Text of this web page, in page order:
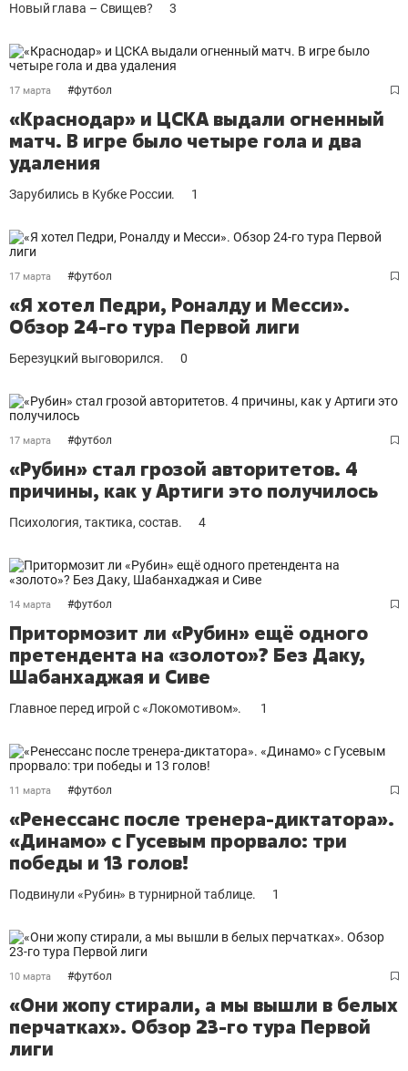
Новый глава – Свищев? 3
17 марта #футбол
«Краснодар» и ЦСКА выдали огненный
матч. В игре было четыре гола и два
удаления
Зарубились в Кубке России. 1
17 марта #футбол
«Я хотел Педри, Роналду и Месси».
Обзор 24-го тура Первой лиги
Березуцкий выговорился. 0
17 марта #футбол
«Рубин» стал грозой авторитетов. 4
причины, как у Артиги это получилось
Психология, тактика, состав. 4
14 марта #футбол
Притормозит ли «Рубин» ещё одного
претендента на «золото»? Без Даку,
Шабанхаджая и Сиве
Главное перед игрой с «Локомотивом». 1
11 марта #футбол
«Ренессанс после тренера-диктатора».
«Динамо» с Гусевым прорвало: три
победы и 13 голов!
Подвинули «Рубин» в турнирной таблице. 1
10 марта #футбол
«Они жопу стирали, а мы вышли в белых
перчатках». Обзор 23-го тура Первой
лиги